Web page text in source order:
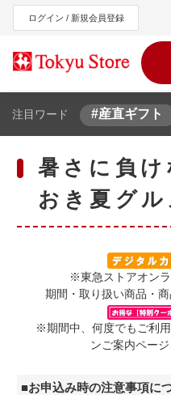
ログイン / 新規会員登録
東急オン
注目ワード #産直ギフト
暑さに負け
おき夏グル
※東急ストアオンライ
期間・取り扱い商品・
※期間中、何度でもご利用
ンご案内ペー
■お申込み時の注意事項に